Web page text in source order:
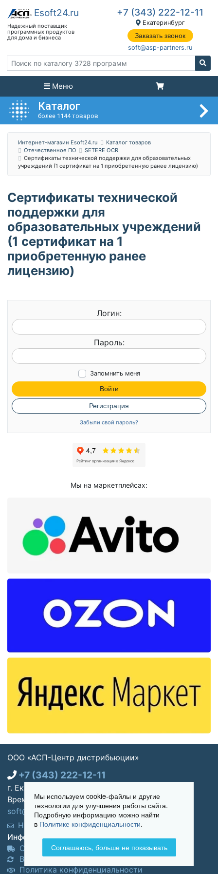
+7 (343) 222-12-11
Екатеринбург
Заказать звонок
soft@asp-partners.ru
Меню
Каталог
более 1144 товаров
Интернет-магазин Esoft24.ru
Каталог товаров
Отечественное ПО
SETERE OCR
Сертификаты технической поддержки для образовательных
учреждений (1 сертификат на 1 приобретенную ранее лицензию)
Сертификаты технической
поддержки для
образовательных учреждений
(1 сертификат на 1
приобретенную ранее
лицензию)
Логин:
Пароль:
Запомнить меня
Войти
Регистрация
Забыли свой пароль?
Мы на маркетплейсах:
ООО «АСП-Центр дистрибьюции»
+7 (343) 222-12-11
г. Екатеринбург, ул. Щорса 7, офис 270
Время работы: Пн-пт 09:00 - 18:00
soft@asp-partners.ru
Написать нам
Обратный звонок
Информация для покупателей:
Оплата и доставка
Возврат и обмен товара
Политика конфиденциальности
Мы используем cookie-файлы и другие
технологии для улучшения работы сайта.
Подробную информацию можно найти
в Политике конфиденциальности.
Соглашаюсь, больше не показывать